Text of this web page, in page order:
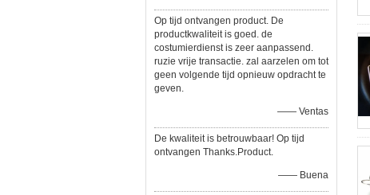
Op tijd ontvangen product. De
productkwaliteit is goed. de
costumierdienst is zeer aanpassend.
ruzie vrije transactie. zal aarzelen om tot
geen volgende tijd opnieuw opdracht te
geven.
—— Ventas
De kwaliteit is betrouwbaar! Op tijd
ontvangen Thanks.Product.
—— Buena